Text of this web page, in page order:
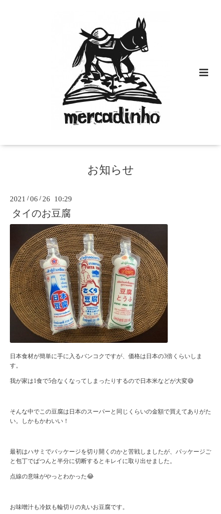
お知らせ
2021 /06 / 26 10:29
タイのお豆腐
日本食材が簡単に手に入るバンコクですが、価格は日本の3倍くらいしま
す。
我が家は1食で5合なくなってしまったりするので日本米などが大変😅
そんな中でこの豆腐は日本のスーパーと同じくらいの金額で買えてありがた
い。しかもかわいい！
最初はハサミでパッケージを切り開くのかと苦戦しましたが、パッケージご
と包丁でばつんと半分に切断するとキレイに取り出せました。
点線の意味がやっとわかった😂
お味噌汁も冷奴も輪切りの丸いお豆腐です。